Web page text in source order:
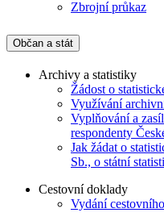
Zbrojní průkaz
Občan a stát
Archivy a statistiky
Žádost o
Využívání
Vyplňování a
respondenty
Jak žádat o
Sb., o státní
Cestovní doklady
Vydání